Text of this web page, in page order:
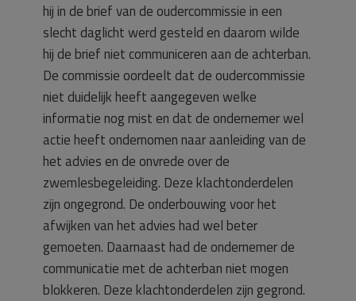
hij in de brief van de oudercommissie in een
slecht daglicht werd gesteld en daarom wilde
hij de brief niet communiceren aan de achterban.
De commissie oordeelt dat de oudercommissie
niet duidelijk heeft aangegeven welke
informatie nog mist en dat de ondernemer wel
actie heeft ondernomen naar aanleiding van de
het advies en de onvrede over de
zwemlesbegeleiding. Deze klachtonderdelen
zijn ongegrond. De onderbouwing voor het
afwijken van het advies had wel beter
gemoeten. Daarnaast had de ondernemer de
communicatie met de achterban niet mogen
blokkeren. Deze klachtonderdelen zijn gegrond.